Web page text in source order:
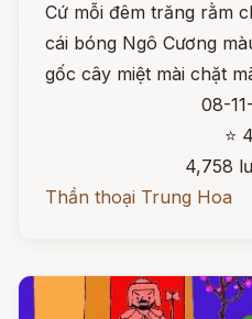
Cứ mỗi đêm trăng rằm
cái bóng Ngô Cương
gốc cây miệt mài chặt
08-
⭐
4,758
Thần thoại Trung Hoa